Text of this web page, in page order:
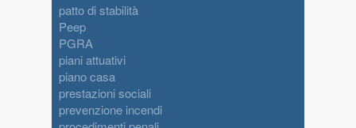
patto di stabilità
Peep
PGRA
piani attuativi
piano casa
prestazioni sociali
prevenzione incendi